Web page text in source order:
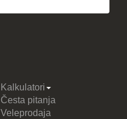
Kalkulatori
Česta pitanja
Veleprodaja